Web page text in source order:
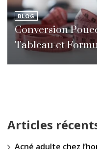
BLOG
Conversion
Tableau et
Articles
Acné adulte chez